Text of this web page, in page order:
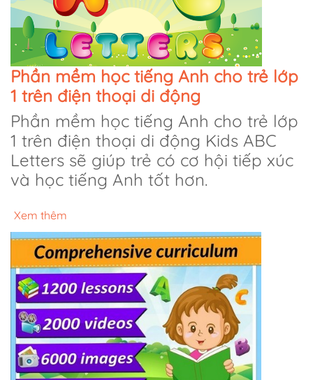
Phần mềm học tiếng Anh cho trẻ lớp
1 trên điện thoại di động
Phần mềm học tiếng Anh cho trẻ lớp
1 trên điện thoại di động Kids ABC
Letters sẽ giúp trẻ có cơ hội tiếp xúc
và học tiếng Anh tốt hơn.
Xem thêm